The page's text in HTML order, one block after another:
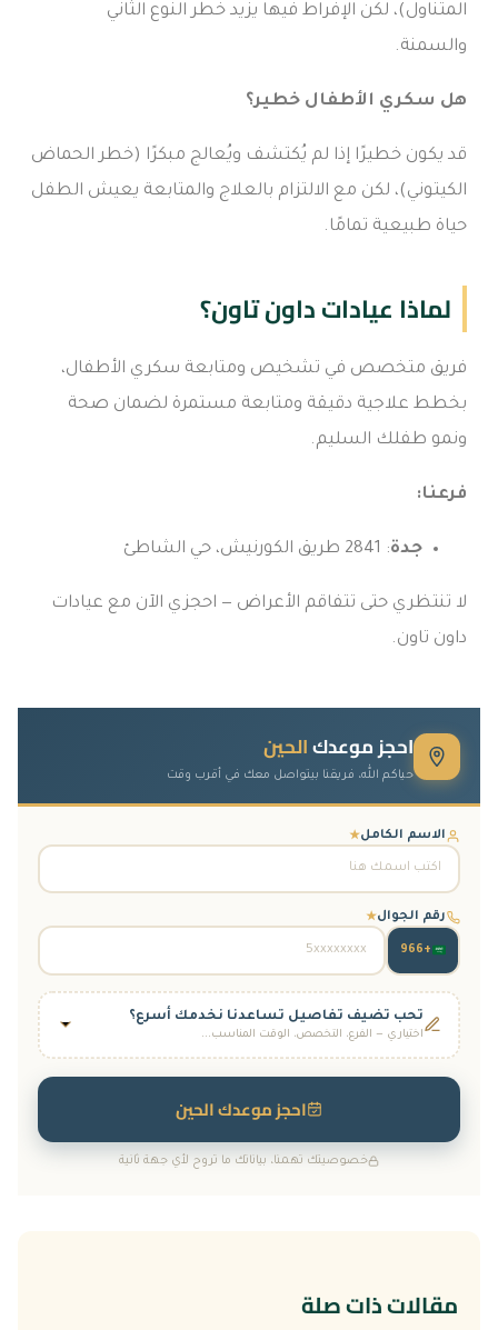
المتناول)، لكن الإفراط فيها يزيد خطر النوع الثاني
والسمنة.
هل سكري الأطفال خطير؟
قد يكون خطيرًا إذا لم يُكتشف ويُعالج مبكرًا (خطر الحماض
الكيتوني)، لكن مع الالتزام بالعلاج والمتابعة يعيش الطفل
حياة طبيعية تمامًا.
لماذا عيادات داون تاون؟
فريق متخصص في تشخيص ومتابعة سكري الأطفال،
بخطط علاجية دقيقة ومتابعة مستمرة لضمان صحة
ونمو طفلك السليم.
فرعنا:
جدة: 2841 طريق الكورنيش، حي الشاطئ
لا تنتظري حتى تتفاقم الأعراض — احجزي الآن مع عيادات
داون تاون.
احجز موعدكالحين
حياكم الله، فريقنا بيتواصل معك في أقرب وقت
الاسم الكامل★
رقم الجوال★
+966
تحب تضيف تفاصيل تساعدنا نخدمك أسرع؟
اختياري — الفرع، التخصص، الوقت المناسب...
8–10 ص
احجز موعدك الحين
خصوصيتك تهمنا، بياناتك ما تروح لأي جهة ثانية
مقالات ذات صلة